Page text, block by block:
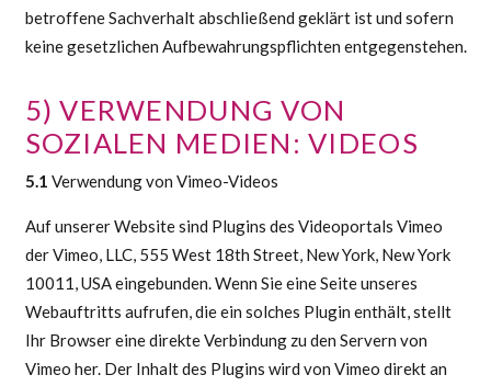
betroffene Sachverhalt abschließend geklärt ist und sofern
keine gesetzlichen Aufbewahrungspflichten entgegenstehen.
5) VERWENDUNG VON
SOZIALEN MEDIEN: VIDEOS
5.1 Verwendung von Vimeo-Videos
Auf unserer Website sind Plugins des Videoportals Vimeo
der Vimeo, LLC, 555 West 18th Street, New York, New York
10011, USA eingebunden. Wenn Sie eine Seite unseres
Webauftritts aufrufen, die ein solches Plugin enthält, stellt
Ihr Browser eine direkte Verbindung zu den Servern von
Vimeo her. Der Inhalt des Plugins wird von Vimeo direkt an